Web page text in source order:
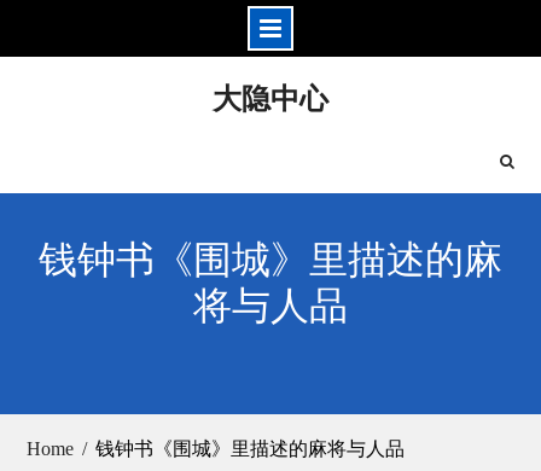
大隐中心
钱钟书《围城》里描述的麻
将与人品
Home 钱钟书《围城》里描述的麻将与人品